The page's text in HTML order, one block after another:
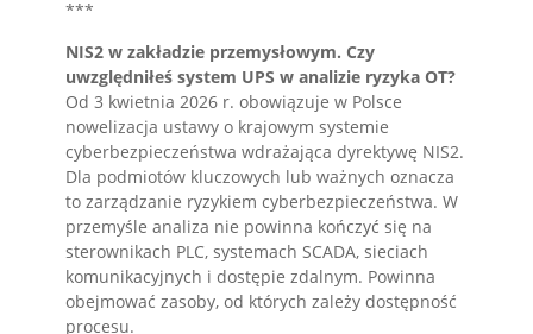
***
NIS2 w zakładzie przemysłowym. Czy
uwzględniłeś system UPS w analizie ryzyka OT?
Od 3 kwietnia 2026 r. obowiązuje w Polsce
nowelizacja ustawy o krajowym systemie
cyberbezpieczeństwa wdrażająca dyrektywę NIS2.
Dla podmiotów kluczowych lub ważnych oznacza
to zarządzanie ryzykiem cyberbezpieczeństwa. W
przemyśle analiza nie powinna kończyć się na
sterownikach PLC, systemach SCADA, sieciach
komunikacyjnych i dostępie zdalnym. Powinna
obejmować zasoby, od których zależy dostępność
procesu.